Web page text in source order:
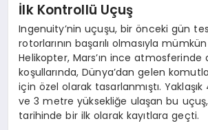
İlk Kontrollü Uçuş
Ingenuity’nin uçuşu, bir önceki gün
rotorlarının başarılı olmasıyla
Helikopter, Mars’ın ince atmosferinde
koşullarında, Dünya’dan gelen
için özel olarak tasarlanmıştı.
ve 3 metre yüksekliğe ulaşan bu uçuş,
tarihinde bir ilk olarak kayıtlara geçti.